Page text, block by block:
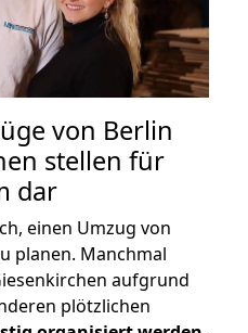
von Berlin
stellen für
dar
einen Umzug von
planen. Manchmal
aufgrund
plötzlichen